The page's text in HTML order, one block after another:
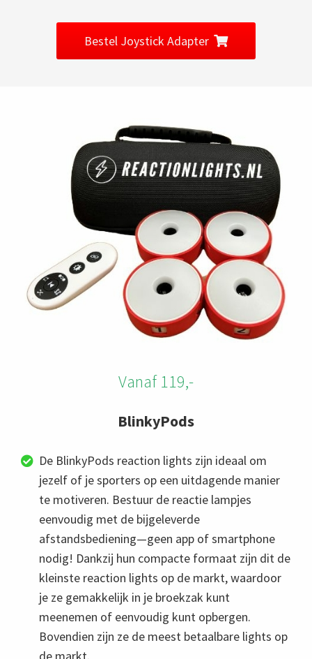
Bestel Joystick Adapter
Vanaf 119,-
BlinkyPods
De BlinkyPods reaction lights zijn ideaal om
jezelf of je sporters op een uitdagende manier
te motiveren. Bestuur de reactie lampjes
eenvoudig met de bijgeleverde
afstandsbediening—geen app of smartphone
nodig! Dankzij hun compacte formaat zijn dit de
kleinste reaction lights op de markt, waardoor
je ze gemakkelijk in je broekzak kunt
meenemen of eenvoudig kunt opbergen.
Bovendien zijn ze de meest betaalbare lights op
de markt.